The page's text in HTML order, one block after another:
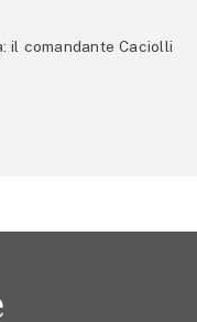
il comandante Caciolli